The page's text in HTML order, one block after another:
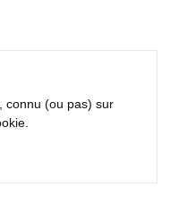
connu (ou pas) sur